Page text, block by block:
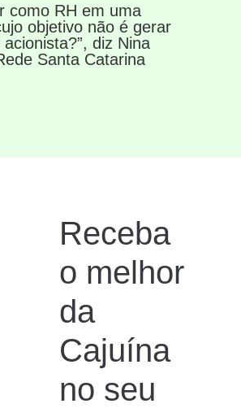
como RH em uma
objetivo não é gerar
acionista?”, diz Nina
Santa Catarina
Receba
o melhor
da
Cajuína
no seu